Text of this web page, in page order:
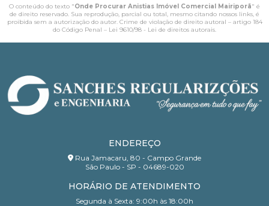
O conteúdo do texto "Onde Procurar Anistias Imóvel Comercial Mairiporã" é
de direito reservado. Sua reprodução, parcial ou total, mesmo citando nossos links, é
proibida sem a autorização do autor. Crime de violação de direito autoral – artigo 184
do Código Penal – Lei 9610/98 - Lei de direitos autorais.
ENDEREÇO
Rua Jamacaru, 80 - Campo Grande
São Paulo - SP - 04689-020
HORÁRIO DE ATENDIMENTO
Segunda à Sexta: 9:00h às 18:00h